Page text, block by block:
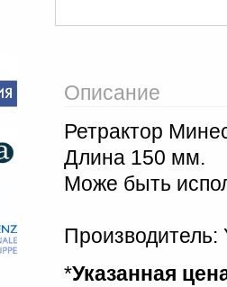
Описание
Ретрактор
Длина 150 мм.
Може быть
Производитель:
*Указанная